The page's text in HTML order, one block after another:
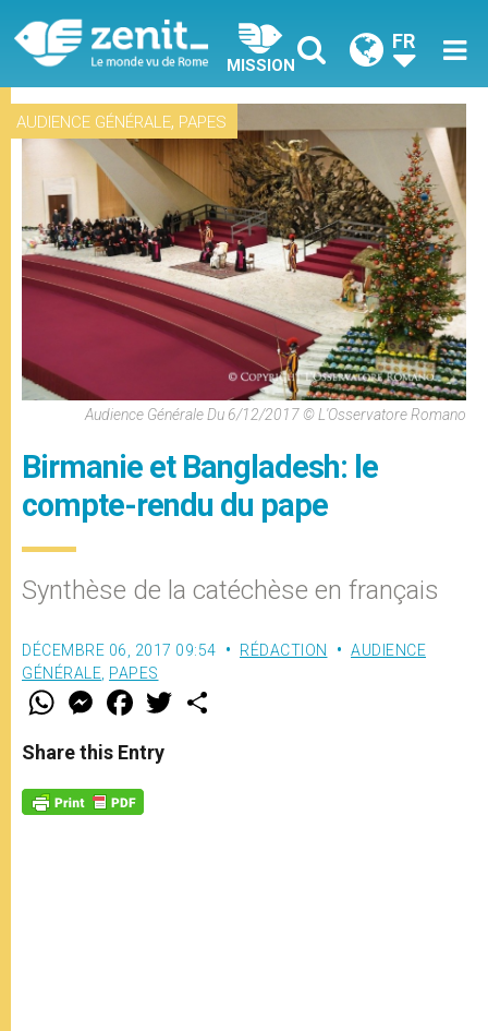
MISSION
FR
AUDIENCE GÉNÉRALE, PAPES
Audience Générale Du 6/12/2017 © L'Osservatore Romano
Birmanie et Bangladesh: le
compte-rendu du pape
Synthèse de la catéchèse en français
DÉCEMBRE 06, 2017 09:54 RÉDACTION
AUDIENCE
GÉNÉRALE PAPES
W
t
s
p
p
M
e
s
e
g
e
F
a
e
b
o
k
w
Share this Entry